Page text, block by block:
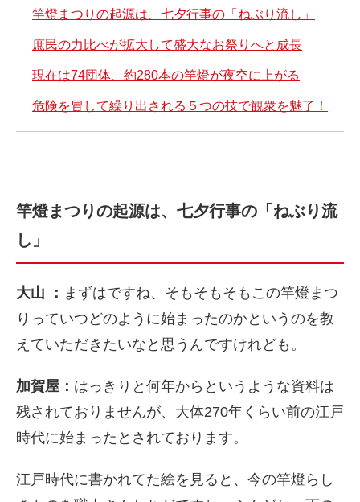
竿燈まつりの起源は、七夕行事の「ねぶり流し」
庶民の力比べが拡大して盛大なお祭りへと成長
現在は74団体、約280本の竿燈が夜空に上がる
危険を冒して繰り出される５つの技で観衆を魅了！
竿燈まつりの起源は、七夕行事の「ねぶり流
し」
大山 ： まずはですね、そもそもそもこの竿燈まつ
りっていつどのように始まったのかというのを教
えていただきたいなと思うんですけれども。
加賀屋： はっきりと何年からというような資料は
残されておりませんが、大体270年くらい前の江戸
時代に始まったとされております。
江戸時代に書かれてた絵を見ると、今の竿燈らし